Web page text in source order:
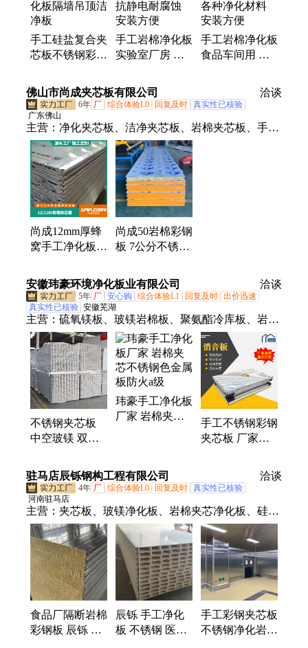
手工硅盐复合夹
芯板不锈钢彩钢
板隔墙吊顶洁净
板
手工岩棉净化板
实验室厂房 不
静电耐腐蚀 安
装方便
手工岩棉净化板
食品车间用 不
种净化材料 安
装方便
佛山市尚成夹芯板有限公司 洽谈
6年 厂 综合体验L0 回复及时 真实性已核验
广东佛山
主营： 净化夹芯板、洁净夹芯板、岩棉夹芯板、手工
夹芯板、玻镁夹芯板、吸音板
尚成12mm厚蜂
窝手工净化板定
不锈钢彩钢板
尚成50岩棉彩钢
板 7公分不锈钢
芯板厂净化板
安徽玮豪环境净化板业有限公司 洽谈
5年 厂 安心购 综合体验L1 回复及时 出价迅速
真实性已核验 安徽芜湖
主营： 硫氧镁板、玻镁岩棉板、聚氨酯冷库板、岩棉
夹芯板、硅岩夹芯板、中空玻镁夹芯板、铝蜂窝夹芯
板、净化型材
不锈钢夹芯板
中空玻镁 双面
1150mm板材支
持手工定制
玮豪手工净化板
厂家 岩棉夹芯
手工不锈钢彩钢
夹芯板 厂家供
消音板 金属穿
孔吸音板
驻马店辰铄钢构工程有限公司 洽谈
4年 厂 综合体验L0 回复及时 真实性已核验
河南驻马店
主营： 夹芯板、玻镁净化板、岩棉夹芯净化板、硅岩
夹芯净化板
食品厂隔断岩棉
彩钢板 辰铄 净
辰铄 手工净化
板 不锈钢 医用
手工彩钢夹芯板
不锈钢净化岩棉